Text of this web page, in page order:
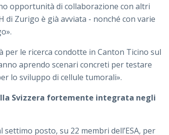
opportunità di collaborazione con altri
di Zurigo è già avviata - nonché con varie
per le ricerca condotte in Canton Ticino sul
aprendo scenari concreti per testare
lo sviluppo di cellule tumorali».
Svizzera fortemente integrata negli
settimo posto, su 22 membri dell’ESA, per